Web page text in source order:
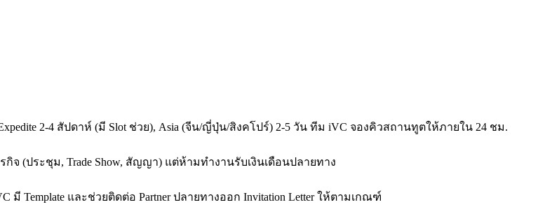
Expedite 2-4 สัปดาห์ (มี Slot ช่วย), Asia (จีน/ญี่ปุ่น/สิงคโปร์) 2-5 วัน ทีม iVC จองคิวสถานทูตให้ภายใน 24 ชม.
กิจ (ประชุม, Trade Show, สัญญา) แต่ห้ามทำงานรับเงินเดือนปลายทาง
มี Template และช่วยติดต่อ Partner ปลายทางออก Invitation Letter ให้ตามเกณฑ์